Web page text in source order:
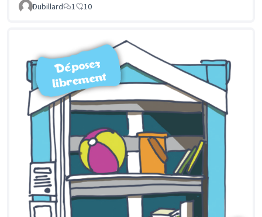
Dubillard
1 10